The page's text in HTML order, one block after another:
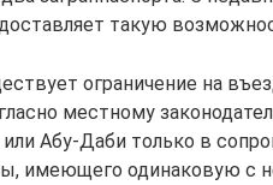
такую
ограничение на
местному
Абу-Даби только в
имеющего одинаковую с